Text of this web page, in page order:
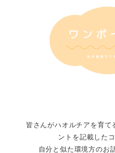
皆さんがハオルチアを育て
ントを記載した
自分と似た環境方のお